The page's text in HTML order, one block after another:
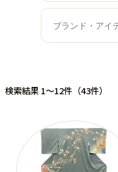
検索結果 1～12件（43件）